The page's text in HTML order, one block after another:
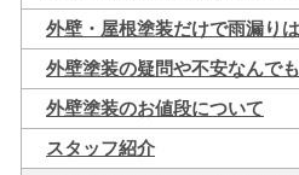
外壁・屋根塗装だけで雨漏り
外壁塗装の疑問や不安なんで
外壁塗装のお値段について
スタッフ紹介